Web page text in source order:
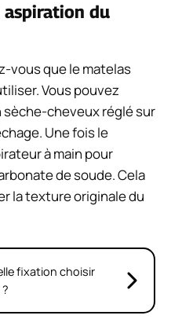
aspiration du
vous que le matelas
Vous pouvez
cheveux réglé sur
Une fois le
à main pour
de soude. Cela
la texture originale du
fixation choisir